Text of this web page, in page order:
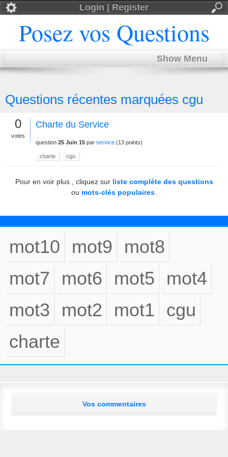
Login | Register
Posez vos Questions
Show Menu
Questions récentes marquées cgu
0
votes
Charte du Service
question 25 Juin 15 par service (13 points)
charte cgu
Pour en voir plus , cliquez sur liste complète des questions
ou mots-clés populaires
mot10 mot9
mot8
mot7
mot6 mot5
mot4
mot3
mot2 mot1
cgu
charte
Vos commentaires